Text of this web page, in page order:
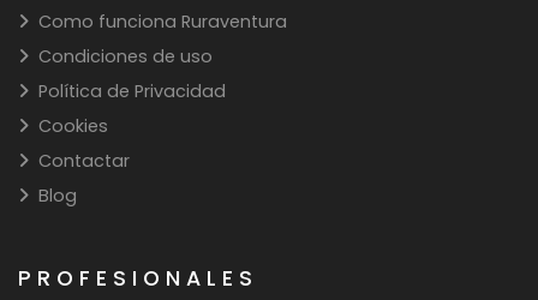
Como funciona Ruraventura
Condiciones de uso
Política de Privacidad
Cookies
Contactar
Blog
PROFESIONALES